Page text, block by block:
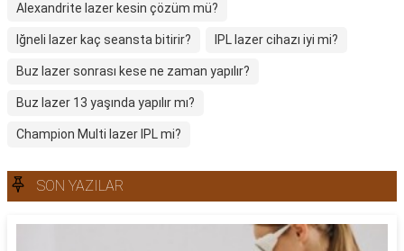
Alexandrite lazer kesin çözüm mü?
Iğneli lazer kaç seansta bitirir? IPL lazer cihazı iyi mi?
Buz lazer sonrası kese ne zaman yapılır?
Buz lazer 13 yaşında yapılır mı?
Champion Multi lazer IPL mi?
SON YAZILAR